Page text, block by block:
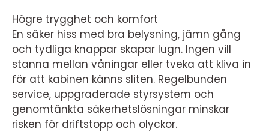
Högre trygghet och komfort
En säker hiss med bra belysning, jämn gång
och tydliga knappar skapar lugn. Ingen vill
stanna mellan våningar eller tveka att kliva in
för att kabinen känns sliten. Regelbunden
service, uppgraderade styrsystem och
genomtänkta säkerhetslösningar minskar
risken för driftstopp och olyckor.